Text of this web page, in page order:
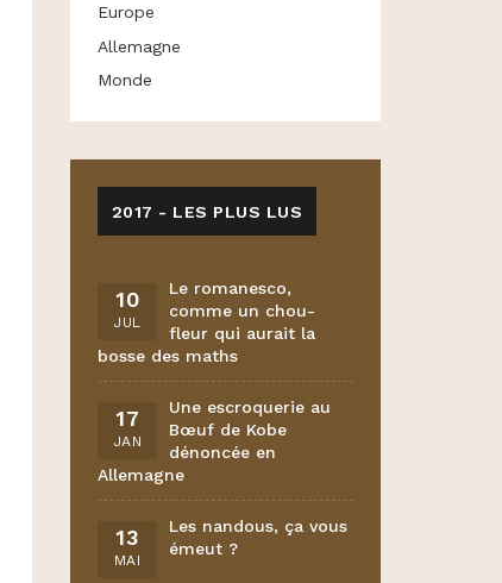
Europe
Allemagne
Monde
2017 - LES PLUS LUS
10
JUL
Le romanesco,
comme un chou-
fleur qui aurait la
bosse des maths
17
JAN
Une escroquerie au
Bœuf de Kobe
dénoncée en
Allemagne
13
MAI
Les nandous, ça vous
émeut ?